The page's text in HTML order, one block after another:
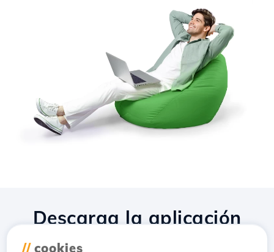
// cookies
Descarga la aplicación